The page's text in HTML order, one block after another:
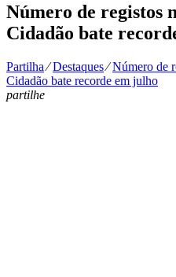
Número de registos
Cidadão bate
Partilha⁄Destaques⁄Número de
Cidadão bate recorde em julho
partilhe